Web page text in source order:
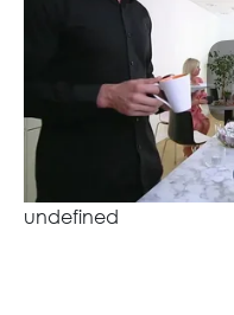
undefined